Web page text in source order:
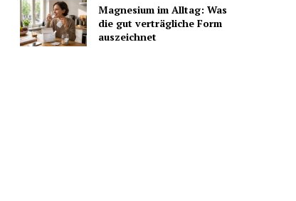
Magnesium im Alltag: Was
die gut verträgliche Form
auszeichnet